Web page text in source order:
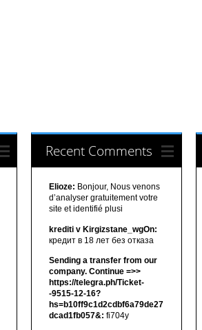
Recent Comments
Elioze: Bonjour, Nous venons
d’analyser gratuitement votre
site et identifié plusi
krediti v Kirgizstane_wgOn:
кредит в 18 лет без отказа
Sending a transfer from our
company. Continue =>>
https://telegra.ph/Ticket-
-9515-12-16?
hs=b10ff9c1d2cdbf6a79de27
dcad1fb057&: fi704y